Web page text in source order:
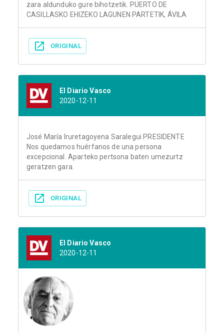
zara aldunduko gure bihotzetik. PUERTO DE
CASILLASKO EHIZEKO LAGUNEN PARTETIK, ÁVILA
ORIGINAL
El Diario Vasco
2020-12-11
José María Iruretagoyena Saralegui PRESIDENTE
Nos quedamos huérfanos de una persona
excepcional. Aparteko pertsona baten umezurtz
geratzen gara.
ORIGINAL
El Diario Vasco
2020-12-11